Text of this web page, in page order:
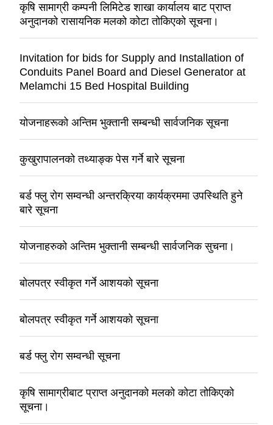
कृषि सामाग्री कम्पनी लिमिटेड शाखा कार्यालय बाट प्राप्त
अनुदानको रासायनिक मलको कोटा तोकिएको सूचना।
Invitation for bids for Supply and Installation of
Conduits Panel Board and Diesel Generator at
Melamchi 15 Bed Hospital Building
योजनाहरूको अन्तिम भुक्तानी सम्बन्धी सार्वजनिक सूचना
कुखुरापालनको तथ्याङ्क पेस गर्ने बारे सूचना
बर्ड फ्लु रोग सम्वन्धी अन्तरक्रिया कार्यक्रममा उपस्थिति हुने
बारे सूचना
योजनाहरुको अन्तिम भुक्तानी सम्बन्धी सार्वजनिक सुचना।
बोलपत्र स्वीकृत गर्ने आशयको सूचना
बोलपत्र स्वीकृत गर्ने आशयको सूचना
बर्ड फ्लु रोग सम्वन्धी सूचना
कृषि सामाग्रीबाट प्राप्त अनुदानको मलको कोटा तोकिएको
सूचना।